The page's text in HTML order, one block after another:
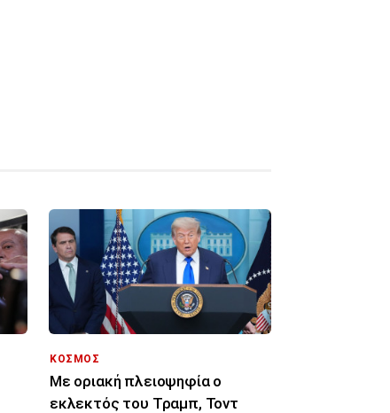
ΚΟΣΜΟΣ
Με οριακή πλειοψηφία ο
εκλεκτός του Τραμπ, Τοντ